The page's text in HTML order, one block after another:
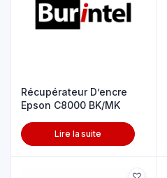
Récupérateur D’encre
Epson C8000 BK/MK
Lire la suite